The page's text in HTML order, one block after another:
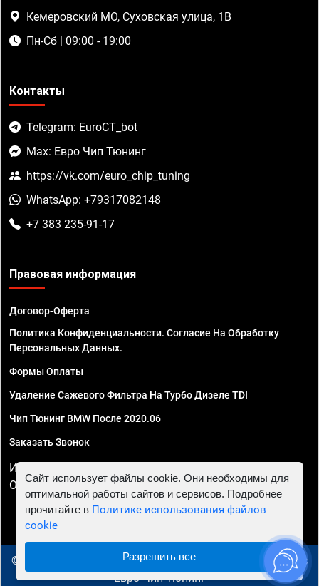
Кемеровский МО, Суховская улица, 1В
Пн-Сб | 09:00 - 19:00
Контакты
Telegram: EuroCT_bot
Max: Евро Чип Тюнинг
https://vk.com/euro_chip_tuning
WhatsApp: +79317082148
+7 383 235-91-17
Правовая информация
Договор-Оферта
Политика Конфиденциальности. Согласие На Обработку
Персональных Данных.
Формы Оплаты
Удаление Сажевого Фильтра На Турбо Дизеле TDI
Чип Тюнинг BMW После 2020.06
Заказать Звонок
ИП Смирнов Георгий Павлович. ИНН 781302555843,
ОГРНИП 324470400032610
© 2010 - 2026 Чип тюнинг в Новосибирске - Автосервис
"Евро Чип Тюнинг"
Сайт использует файлы cookie. Они необходимы для
оптимальной работы сайтов и сервисов. Подробнее
прочитайте в Политике использования файлов
cookie
Разрешить все